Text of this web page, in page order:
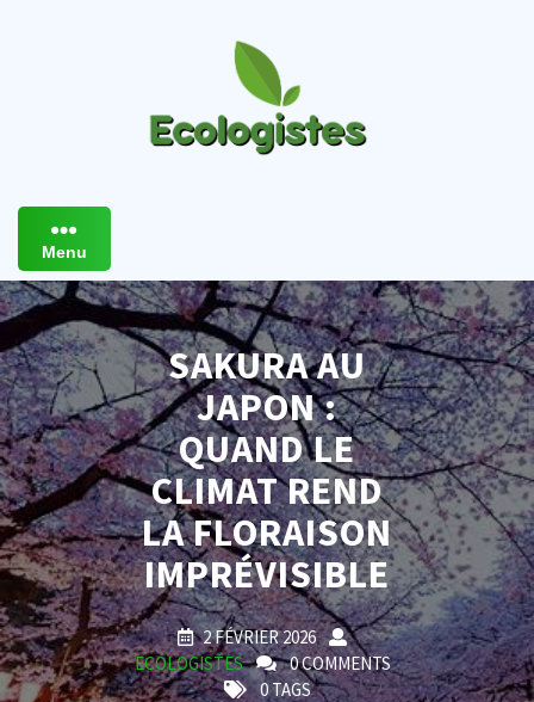
Menu
SAKURA AU
JAPON :
QUAND LE
CLIMAT REND
LA FLORAISON
IMPRÉVISIBLE
2 FÉVRIER 2026
ECOLOGISTES
0 COMMENTS
0 TAGS